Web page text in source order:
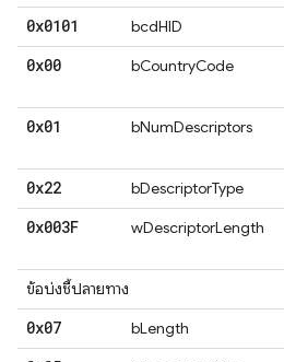
0x0101 bcdHID
0x00 bCountryCode
0x01 bNumDescriptors
0x22 bDescriptorType
0x003F wDescriptorLength
ข้อบ่งชี้ปลายทาง
0x07 bLength